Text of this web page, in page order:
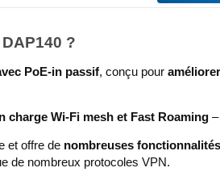
?
PoE-in passif, conçu pour
charge Wi-Fi mesh et Fast Roaming
et offre de nombreuses
de nombreux protocoles VPN.